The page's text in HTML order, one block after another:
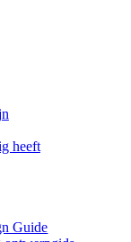
heeft
Guide